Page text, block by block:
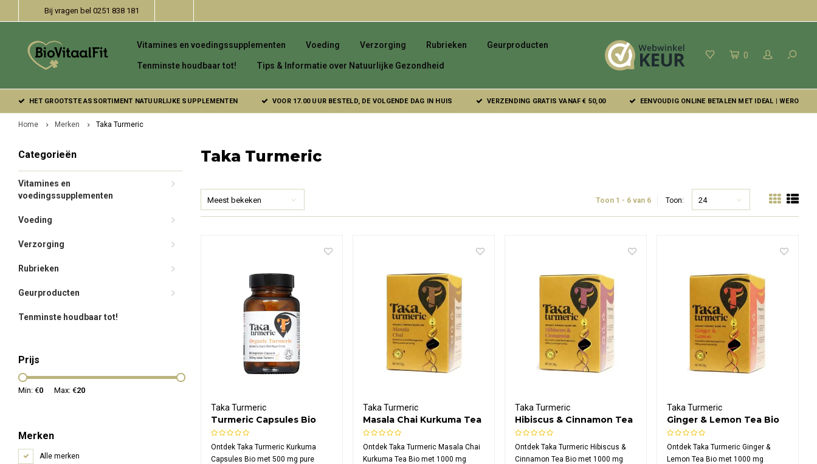
Bij vragen bel 0251 838 181
Vitamines en voedingssupplementen Voeding Verzorging Rubrieken Geurproducten
Tenminste houdbaar tot! Tips & Informatie over Natuurlijke Gezondheid
0
HET GROOTSTE ASSORTIMENT NATUURLIJKE SUPPLEMENTEN VOOR 17.00 UUR BESTELD, DE VOLGENDE DAG IN HUIS VERZENDING GRATIS VANAF € 50,00 EENVOUDIG ONLINE BETALEN MET IDEAL | WERO
Home Merken Taka Turmeric
Categorieën
Vitamines en
voedingssupplementen
Voeding
Verzorging
Rubrieken
Geurproducten
Tenminste houdbaar tot!
Prijs
Min: €0 Max: €20
Merken
Alle merken
Taka Turmeric
Meest bekeken Toon 1 - 6 van 6 Toon: 24
Taka Turmeric
Turmeric Capsules Bio
Ontdek Taka Turmeric Kurkuma
Capsules Bio met 500 mg pure
Taka Turmeric
Masala Chai Kurkuma Tea
Bio
Ontdek Taka Turmeric Masala Chai
Kurkuma Tea Bio met 1000 mg
Taka Turmeric
Hibiscus & Cinnamon Tea
Bio
Ontdek Taka Turmeric Hibiscus &
Cinnamon Tea Bio met 1000 mg
Taka Turmeric
Ginger & Lemon Tea Bio
Ontdek Taka Turmeric Ginger &
Lemon Tea Bio met 1000 mg